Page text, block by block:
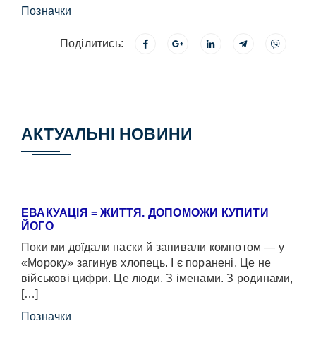
Позначки
Поділитись:
АКТУАЛЬНІ НОВИНИ
ЕВАКУАЦІЯ = ЖИТТЯ. ДОПОМОЖИ КУПИТИ
ЙОГО
Поки ми доїдали паски й запивали компотом — у
«Мороку» загинув хлопець. І є поранені. Це не
військові цифри. Це люди. З іменами. З родинами,
[…]
Позначки